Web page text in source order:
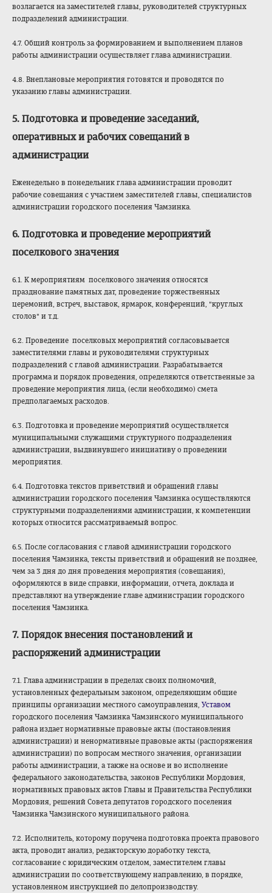
возлагается на заместителей главы, руководителей структурных
подразделений администрации.
4.7. Общий контроль за формированием и выполнением планов
работы администрации осуществляет глава администрации.
4.8. Внеплановые мероприятия готовятся и проводятся по
указанию главы администрации.
5. Подготовка и проведение заседаний,
оперативных и рабочих совещаний в
администрации
Еженедельно в понедельник глава администрации проводит
рабочие совещания с участием заместителей главы, специалистов
администрации городского поселения Чамзинка.
6. Подготовка и проведение мероприятий
поселкового значения
6.1. К мероприятиям поселкового значения относятся
празднование памятных дат, проведение торжественных
церемоний, встреч, выставок, ярмарок, конференций, "круглых
столов" и т.д.
6.2. Проведение поселковых мероприятий согласовывается
заместителями главы и руководителями структурных
подразделений с главой администрации. Разрабатывается
программа и порядок проведения, определяются ответственные за
проведение мероприятия лица, (если необходимо) смета
предполагаемых расходов.
6.3. Подготовка и проведение мероприятий осуществляется
муниципальными служащими структурного подразделения
администрации, выдвинувшего инициативу о проведении
мероприятия.
6.4. Подготовка текстов приветствий и обращений главы
администрации городского поселения Чамзинка осуществляются
структурными подразделениями администрации, к компетенции
которых относится рассматриваемый вопрос.
6.5. После согласования с главой администрации городского
поселения Чамзинка, тексты приветствий и обращений не позднее,
чем за 3 дня до дня проведения мероприятия (совещания),
оформляются в виде справки, информации, отчета, доклада и
представляют на утверждение главе администрации городского
поселения Чамзинка.
7. Порядок внесения постановлений и
распоряжений администрации
7.1. Глава администрации в пределах своих полномочий,
установленных федеральным законом, определяющим общие
принципы организации местного самоуправления, Уставом
городского поселения Чамзинка Чамзинского муниципального
района издает нормативные правовые акты (постановления
администрации) и ненормативные правовые акты (распоряжения
администрации) по вопросам местного значения, организации
работы администрации, а также на основе и во исполнение
федерального законодательства, законов Республики Мордовия,
нормативных правовых актов Главы и Правительства Республики
Мордовия, решений Совета депутатов городского поселения
Чамзинка Чамзинского муниципального района.
7.2. Исполнитель, которому поручена подготовка проекта правового
акта, проводит анализ, редакторскую доработку текста,
согласование с юридическим отделом, заместителем главы
администрации по соответствующему направлению, в порядке,
установленном инструкцией по делопроизводству.